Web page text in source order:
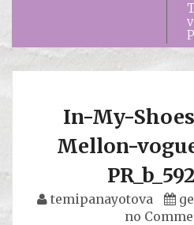
In-My-
Mellon-
temipanayotova
no